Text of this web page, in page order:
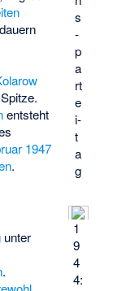
s
­
p
a
rt
e
i­
t
a
g
1
9
4
4:
entsteht
1947
.
unter
.